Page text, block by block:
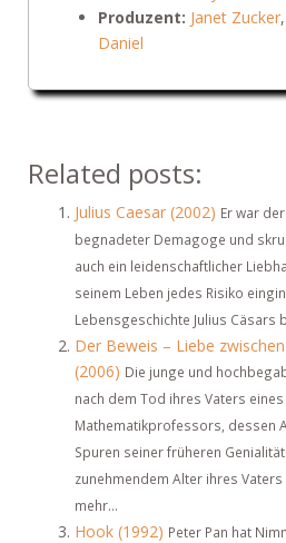
Produzent: Janet Zucker,
Daniel
Related posts:
Julius Caesar (2002) Er war
begnadeter Demagoge und
auch ein leidenschaftlicher
seinem Leben jedes Risiko
Lebensgeschichte Julius Cäsars
Der Beweis – Liebe
(2006) Die junge und
nach dem Tod ihres Vaters
Mathematikprofessors, dessen
Spuren seiner früheren
zunehmendem Alter ihres
mehr...
Hook (1992) Peter Pan hat